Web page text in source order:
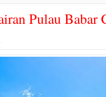
Pulau Babar